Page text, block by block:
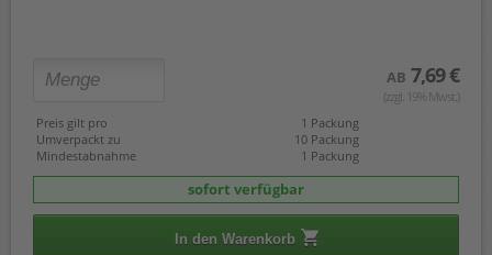
AB 7,69 €
(zzgl. 19% Mwst.)
Preis gilt pro
1 Packung
Umverpackt zu
10 Packung
Mindestabnahme
1 Packung
sofort verfügbar
In den Warenkorb